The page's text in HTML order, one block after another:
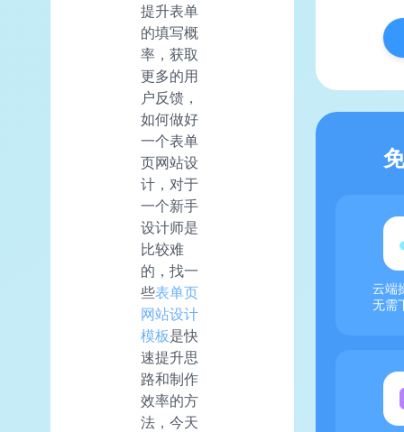
提升表单
的填写概
率，获取
更多的用
户反馈，
如何做好
一个表单
页网站设
计，对于
一个新手
设计师是
比较难
的，找一
些表单页
网站设计
模板是快
速提升思
路和制作
效率的方
法，今天
云端
无需